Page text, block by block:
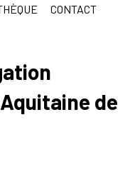
CONTACT
de